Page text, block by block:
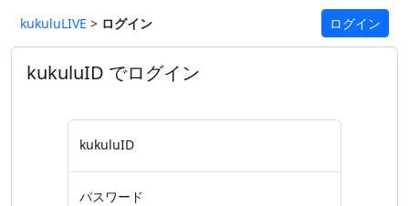
kukuluLIVE > ログイン ログイン
kukuluID でログイン
kukuluID
パスワード